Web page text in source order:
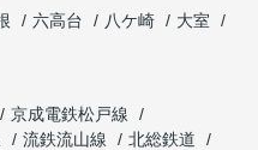
六高台 八ケ崎
大室
京成電鉄松戸線
流鉄流山線
北総鉄道